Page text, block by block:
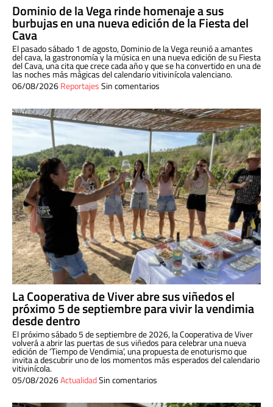
Dominio de la Vega rinde homenaje a sus
burbujas en una nueva edición de la Fiesta del
Cava
El pasado sábado 1 de agosto, Dominio de la Vega reunió a amantes
del cava, la gastronomía y la música en una nueva edición de su Fiesta
del Cava, una cita que crece cada año y que se ha convertido en una de
las noches más mágicas del calendario vitivinícola valenciano.
06/08/2026ReportajesSin comentarios
La Cooperativa de Viver abre sus viñedos el
próximo 5 de septiembre para vivir la vendimia
desde dentro
El próximo sábado 5 de septiembre de 2026, la Cooperativa de Viver
volverá a abrir las puertas de sus viñedos para celebrar una nueva
edición de ‘Tiempo de Vendimia’, una propuesta de enoturismo que
invita a descubrir uno de los momentos más esperados del calendario
vitivinícola.
05/08/2026ActualidadSin comentarios